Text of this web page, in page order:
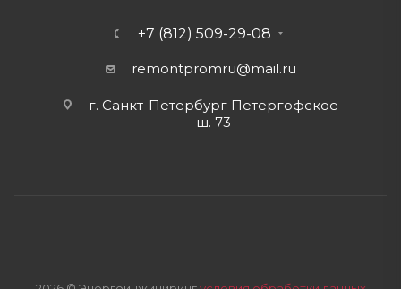
+7 (812) 509-29-08
remontpromru@mail.ru
г. Санкт-Петербург Петергофское
ш. 73